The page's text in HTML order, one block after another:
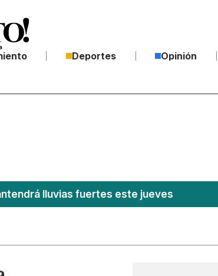
Deportes Opinión
lluvias fuertes este jueves